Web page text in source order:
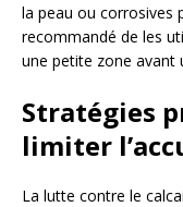
la peau ou corrosives
recommandé de les
une petite zone avant
Stratégies
limiter
La lutte contre le